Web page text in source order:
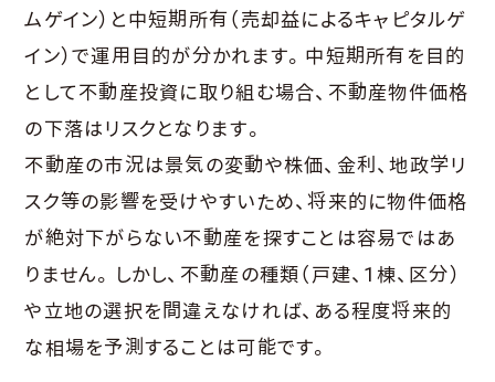
ムゲイン）と中短期所有（売却益によるキャピタルゲ
イン）で運用目的が分かれます。中短期所有を目的
として不動産投資に取り組む場合、不動産物件価格
の下落はリスクとなります。
不動産の市況は景気の変動や株価、金利、地政学リ
スク等の影響を受けやすいため、将来的に物件価格
が絶対下がらない不動産を探すことは容易ではあ
りません。しかし、不動産の種類（戸建、1棟、区分）
や立地の選択を間違えなければ、ある程度将来的
な相場を予測することは可能です。